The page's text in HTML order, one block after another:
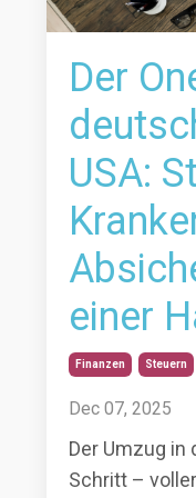
Der
USA:
einer
Finanzen Steuern
Dec 07, 2025
Der Umzug in
Schritt –